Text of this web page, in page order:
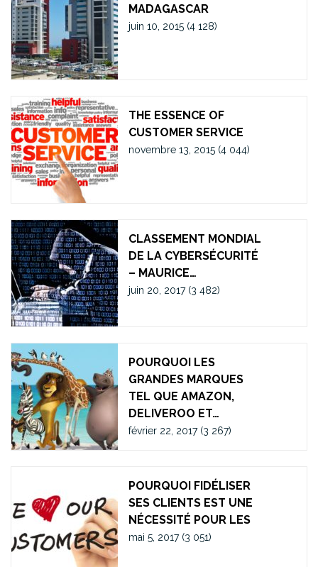
MADAGASCAR
juin 10, 2015 (4 128)
THE ESSENCE OF
CUSTOMER SERVICE
novembre 13, 2015 (4 044)
CLASSEMENT MONDIAL
DE LA CYBERSÉCURITÉ
– MAURICE…
juin 20, 2017 (3 482)
POURQUOI LES
GRANDES MARQUES
TEL QUE AMAZON,
DELIVEROO ET…
février 22, 2017 (3 267)
POURQUOI FIDÉLISER
SES CLIENTS EST UNE
NÉCESSITÉ POUR LES
mai 5, 2017 (3 051)